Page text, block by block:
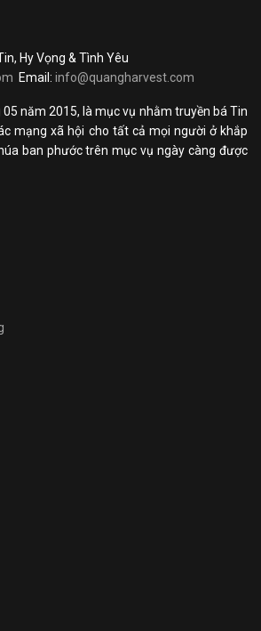
Hy Vọng & Tình Yêu
Email: info@quangharvest.com
năm 2015, là mục vụ nhằm truyền bá Tin
mạng xã hội cho tất cả mọi người ở khắp
ban phước trên mục vụ ngày càng được